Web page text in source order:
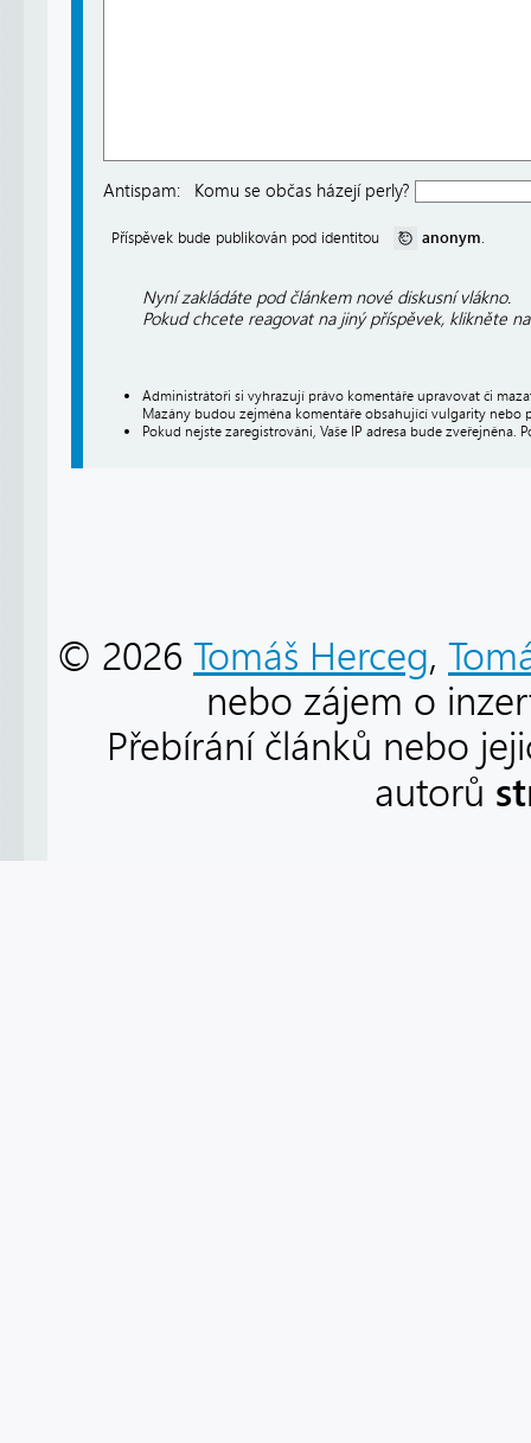
Antispam: Komu se občas házejí perly?
Příspěvek bude publikován pod identitou anonym.
Nyní zakládáte pod článkem nové diskusní vlákno.
Pokud chcete reagovat na jiný příspěvek, klikněte
Administrátoři si vyhrazují právo komentáře upravovat či
Mazány budou zejména komentáře obsahující vulgarity nebo
Pokud nejste zaregistrováni, Vaše IP adresa bude
© 2026 Tomáš Herceg,
nebo zájem o
Přebírání článků nebo
autorů